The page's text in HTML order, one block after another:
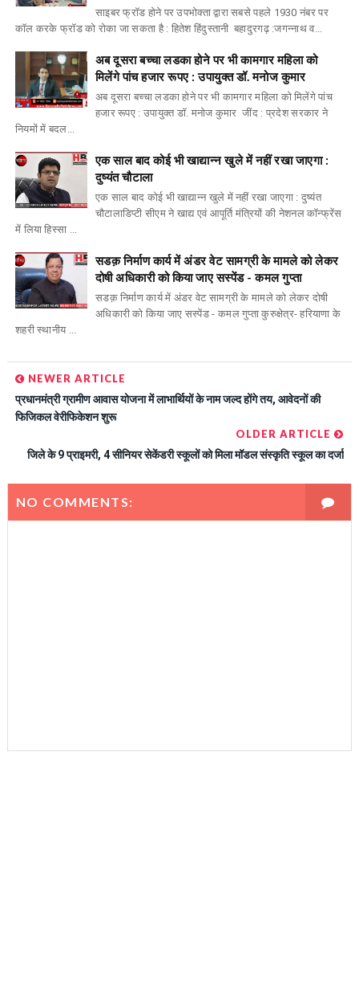
साइबर फ्रॉड होने पर उपभोक्ता द्वारा सबसे पहले 1930 नंबर पर
कॉल करके फ्रॉड को रोका जा सकता है : हितेश हिंदुस्तानी बहादुरगढ़ :जगन्नाथ व...
अब दूसरा बच्चा लडका होने पर भी कामगार महिला को
मिलेंगे पांच हजार रूपए : उपायुक्त डॉ. मनोज कुमार
अब दूसरा बच्चा लडका होने पर भी कामगार महिला को मिलेंगे पांच
हजार रूपए : उपायुक्त डॉ. मनोज कुमार जींद : प्रदेश सरकार ने
नियमों में बदल...
एक साल बाद कोई भी खाद्यान्न खुले में नहीं रखा जाएगा :
दुष्यंत चौटाला
एक साल बाद कोई भी खाद्यान्न खुले में नहीं रखा जाएगा : दुष्यंत
चौटालाडिप्टी सीएम ने खाद्य एवं आपूर्ति मंत्रियों की नेशनल कॉन्फ्रेंस
में लिया हिस्सा ...
सडक़ निर्माण कार्य में अंडर वेट सामग्री के मामले को लेकर
दोषी अधिकारी को किया जाए सस्पेंड - कमल गुप्ता
सडक़ निर्माण कार्य में अंडर वेट सामग्री के मामले को लेकर दोषी
अधिकारी को किया जाए सस्पेंड - कमल गुप्ता कुरुक्षेत्र- हरियाणा के
शहरी स्थानीय ...
NEWER ARTICLE
प्रधानमंत्री ग्रामीण आवास योजना में लाभार्थियों के नाम जल्द होंगे तय, आवेदनों की
फिजिकल वेरीफिकेशन शुरू
OLDER ARTICLE
जिले के 9 प्राइमरी, 4 सीनियर सेकेंडरी स्कूलों को मिला मॉडल संस्कृति स्कूल का दर्जा
NO COMMENTS: